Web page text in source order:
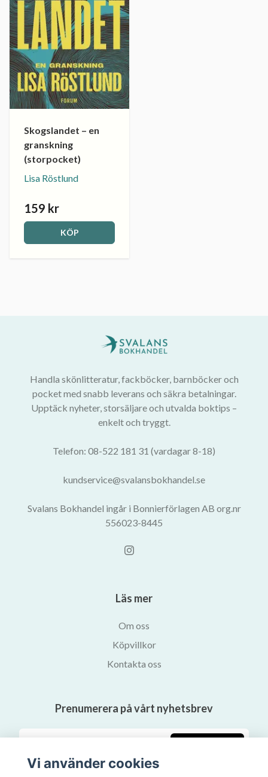
Skogslandet – en
granskning
(storpocket)
Lisa Röstlund
159 kr
KÖP
Handla skönlitteratur, fackböcker, barnböcker och
pocket med snabb leverans och säkra betalningar.
Upptäck nyheter, storsäljare och utvalda boktips –
enkelt och tryggt.
Telefon: 08-522 181 31 (vardagar 8-18)
kundservice@svalansbokhandel.se
Svalans Bokhandel ingår i Bonnierförlagen AB org.nr
556023-8445
Läs mer
Om oss
Köpvillkor
Kontakta oss
Prenumerera på vårt nyhetsbrev
Vi använder cookies